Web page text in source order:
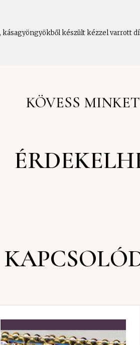
kásagyöngyökből készült kézzel varrott
KÖVESS